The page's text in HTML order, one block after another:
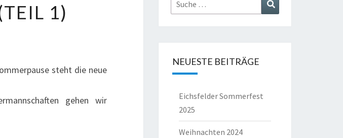
1)
steht die neue
gehen wir
nach:
NEUESTE BEITRÄGE
Eichsfelder Sommerfest
2025
Weihnachten 2024